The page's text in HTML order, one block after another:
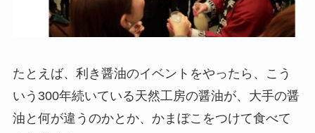
たとえば、利き醤油のイベントをやったら、こう
いう300年続いている天然工房の醤油が、大手の醤
油と何が違うのかとか、かまぼこをつけて食べて